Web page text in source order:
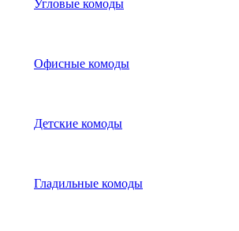
Угловые комоды
Офисные комоды
Детские комоды
Гладильные комоды